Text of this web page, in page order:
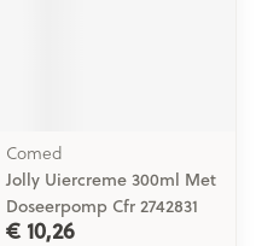
Comed
Jolly Uiercreme 300ml Met
Doseerpomp Cfr 2742831
€ 10,26